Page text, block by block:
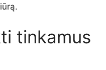
tinkamus